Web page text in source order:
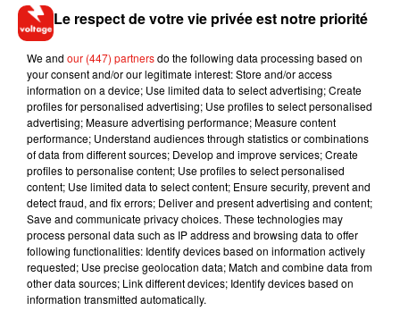
entre Plaisir et Élancourt (78).
L’Ile de France veut aussi mettre la main sur des routes et
autoroutes ne relevant pas de la région, pour concentrer les
efforts et les investissements sur un véritable réseau routier
d'intérêt régional (RRIR). Il comprendrait les autoroutes, les
nationales, certaines départementales, ou encore le
périphérique et les voies sur berge à Paris.
Musique
Le respect de votre vie privée est notre priorité
We and our (447) partnersdo the following data processing based on
your consent and/or our legitimate interest: Store and/or access
information on a device; Use limited data to select advertising; Create
profiles for personalised advertising; Use profiles to select personalised
advertising; Measure advertising performance; Measure content
performance; Understand audiences through statistics or combinations
of data from different sources; Develop and improve services; Create
profiles to personalise content; Use profiles to select personalised
content; Use limited data to select content; Ensure security, prevent and
detect fraud, and fix errors; Deliver and present advertising and content;
Save and communicate privacy choices. These technologies may
process personal data such as IP address and browsing data to offer
following functionalities: Identify devices based on information actively
requested; Use precise geolocation data; Match and combine data from
other data sources; Link different devices; Identify devices based on
information transmitted automatically.